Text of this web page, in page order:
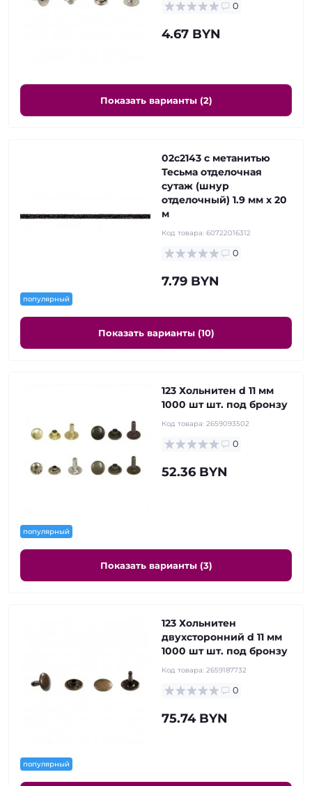
0
4.67 BYN
Показать варианты (2)
популярный
02с2143 с метанитью
Тесьма отделочная
сутаж (шнур
отделочный) 1.9 мм х 20
м
Код товара: 60722016312
0
7.79 BYN
Показать варианты (10)
популярный
123 Хольнитен d 11 мм
1000 шт шт. под бронзу
Код товара: 2659093502
0
52.36 BYN
Показать варианты (3)
популярный
123 Хольнитен
двухсторонний d 11 мм
1000 шт шт. под бронзу
Код товара: 2659187732
0
75.74 BYN